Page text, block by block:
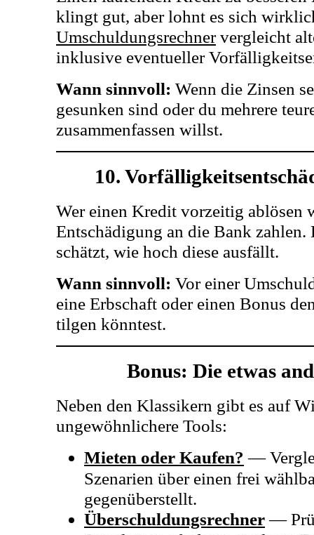
klingt gut, aber lohnt es sich
Umschuldungsrechnervergleicht
inklusive eventueller
Wann sinnvoll: Wenn die Zinsen
gesunken sind oder du mehrere
zusammenfassen willst.
10.
Wer einen Kredit vorzeitig ablösen
Entschädigung an die Bank
schätzt, wie hoch diese ausfällt.
Wann sinnvoll: Vor einer
eine Erbschaft oder einen Bonus
tilgen könntest.
Bonus: Die etwas
Neben den Klassikern gibt es auf
ungewöhnlichere Tools:
Mieten oder Kaufen? —
Szenarien über einen frei
gegenüberstellt.
Überschuldungsrechner—